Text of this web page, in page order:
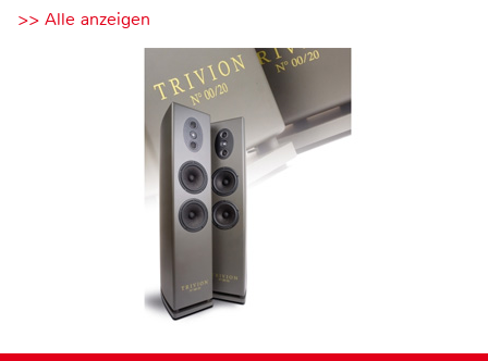
>> Alle anzeigen